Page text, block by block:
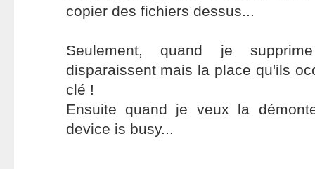
copier des fichiers dessus...
Seulement, quand je
disparaissent mais la place qu'ils
clé !
Ensuite quand je veux la
device is busy...